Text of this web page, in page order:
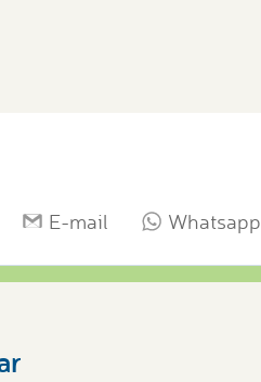
E-mail Whatsapp